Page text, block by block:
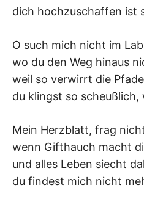
dich hochzuschaffen ist
O such mich nicht im
wo du den Weg hinaus
weil so verwirrt die
du klingst so scheußlich,
Mein Herzblatt, frag
wenn Gifthauch macht
und alles Leben siecht
du findest mich nicht